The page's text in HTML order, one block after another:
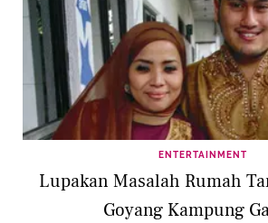
ENTERTAINMENT
Lupakan Masalah Rumah
Goyang Kampung